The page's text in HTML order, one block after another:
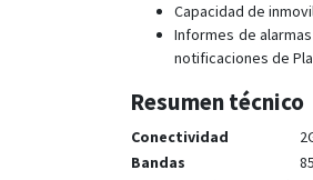
Capacidad de
Informes de
notificaciones de
Resumen técnico
Conectividad
Bandas